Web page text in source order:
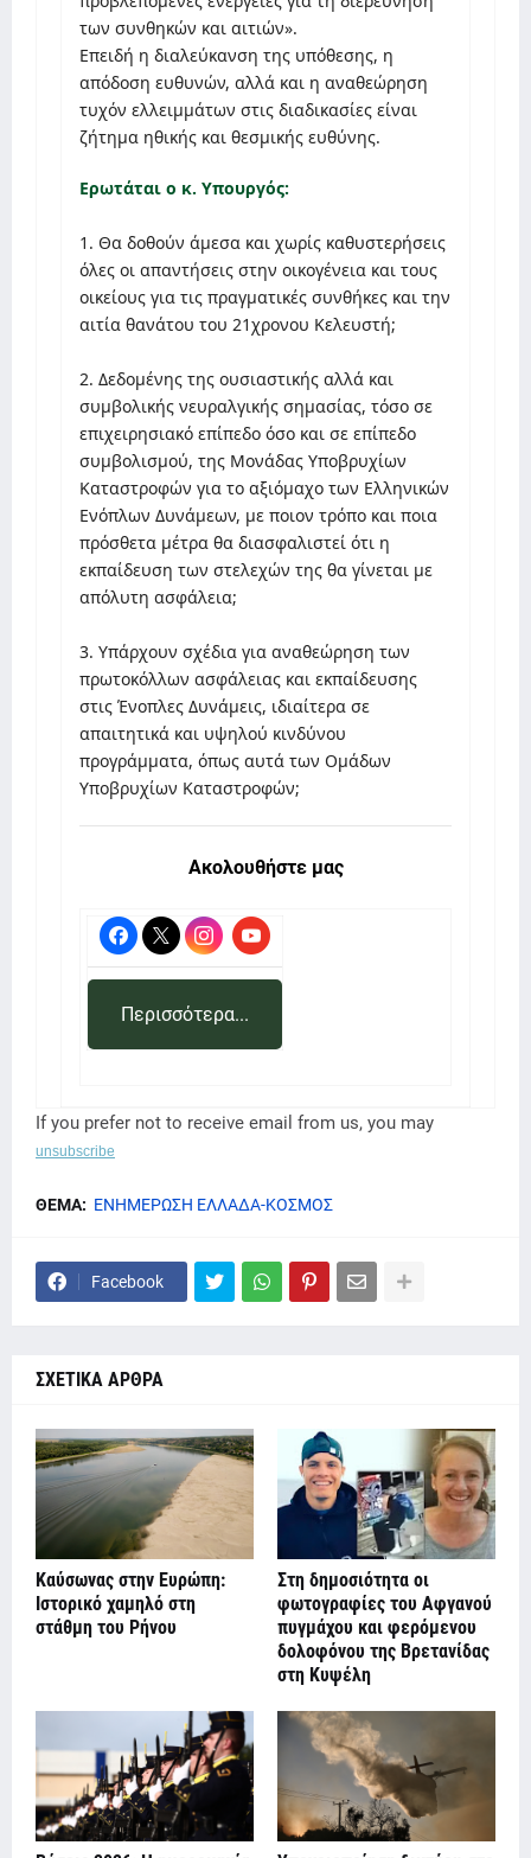
των συνθηκών και αιτιών».
Επειδή η διαλεύκανση της υπόθεσης, η
απόδοση ευθυνών, αλλά και η αναθεώρηση
τυχόν ελλειμμάτων στις διαδικασίες είναι
ζήτημα ηθικής και θεσμικής ευθύνης.
Ερωτάται ο κ. Υπουργός:
1. Θα δοθούν άμεσα και χωρίς καθυστερήσεις
όλες οι απαντήσεις στην οικογένεια και τους
οικείους για τις πραγματικές συνθήκες και την
αιτία θανάτου του 21χρονου Κελευστή;
2. Δεδομένης της ουσιαστικής αλλά και
συμβολικής νευραλγικής σημασίας, τόσο σε
επιχειρησιακό επίπεδο όσο και σε επίπεδο
συμβολισμού, της Μονάδας Υποβρυχίων
Καταστροφών για το αξιόμαχο των Ελληνικών
Ενόπλων Δυνάμεων, με ποιον τρόπο και ποια
πρόσθετα μέτρα θα διασφαλιστεί ότι η
εκπαίδευση των στελεχών της θα γίνεται με
απόλυτη ασφάλεια;
3. Υπάρχουν σχέδια για αναθεώρηση των
πρωτοκόλλων ασφάλειας και εκπαίδευσης
στις Ένοπλες Δυνάμεις, ιδιαίτερα σε
απαιτητικά και υψηλού κινδύνου
προγράμματα, όπως αυτά των Ομάδων
Υποβρυχίων Καταστροφών;
Ακολουθήστε μας
Περισσότερα...
If you prefer not to receive email from us, you may
unsubscribe
ΘΕΜΑ: ΕΝΗΜΕΡΩΣΗ ΕΛΛΑΔΑ-ΚΟΣΜΟΣ
Facebook
ΣΧΕΤΙΚΑ ΑΡΘΡΑ
Καύσωνας στην Ευρώπη:
Ιστορικό χαμηλό στη
στάθμη του Ρήνου
Στη δημοσιότητα οι
φωτογραφίες του Αφγανού
πυγμάχου και φερόμενου
δολοφόνου της Βρετανίδας
στη Κυψέλη